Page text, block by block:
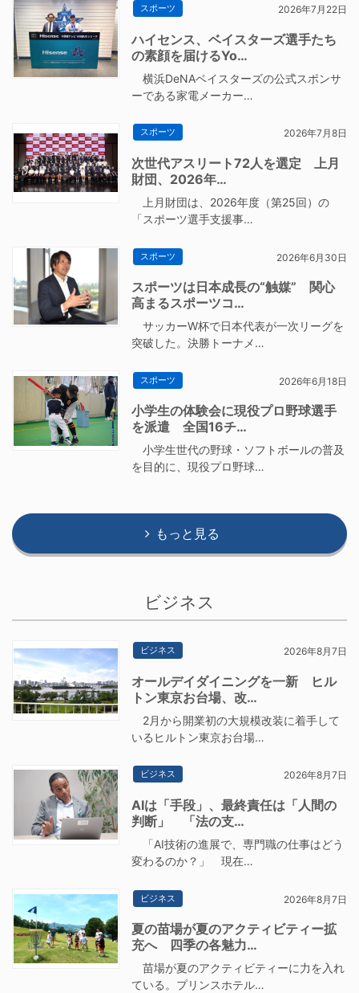
スポーツ 2026年7月22日
ハイセンス、ベイスターズ選手たち
の素顔を届けるYo…
横浜DeNAベイスターズの公式スポンサ
ーである家電メーカー…
スポーツ 2026年7月8日
次世代アスリート72人を選定 上月
財団、2026年…
上月財団は、2026年度（第25回）の
「スポーツ選手支援事…
スポーツ 2026年6月30日
スポーツは日本成長の“触媒” 関心
高まるスポーツコ…
サッカーW杯で日本代表が一次リーグを
突破した。決勝トーナメ…
スポーツ 2026年6月18日
小学生の体験会に現役プロ野球選手
を派遣 全国16チ…
小学生世代の野球・ソフトボールの普及
を目的に、現役プロ野球…
もっと見る
ビジネス
ビジネス 2026年8月7日
オールデイダイニングを一新 ヒル
トン東京お台場、改…
2月から開業初の大規模改装に着手して
いるヒルトン東京お台場…
ビジネス 2026年8月7日
AIは「手段」、最終責任は「人間の
判断」 「法の支…
「AI技術の進展で、専門職の仕事はどう
変わるのか？」 現在…
ビジネス 2026年8月7日
夏の苗場が夏のアクティビティー拡
充へ 四季の各魅力…
苗場が夏のアクティビティーに力を入れ
ている。プリンスホテル…